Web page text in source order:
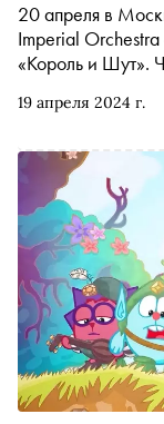
19 апреля 2024 г.
20 апреля в
Imperial
«Король и Шут».
вселенная
Дулин